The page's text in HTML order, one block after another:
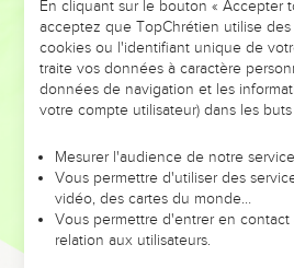
Aucune ville ne fit la paix avec les
de Gabaon, qui était habitée par les
toutes en combattant.
En effet, l'Eternel permit que ces
faire la guerre contre Israël afin
ordonné à Moïse.
A la même époque, Josué alla
montagnes d'Hébron, de Debir,
montagneuses de Juda et d'Israël.
En cliquant sur le bouton « Accepter
acceptez que TopChrétien utilise des
cookies ou l'identifiant unique de
traite vos données à caractère
données de navigation et les
votre compte utilisateur) dans les buts
Mesurer l'audience de notre service
Vous permettre d'utiliser des
vidéo, des cartes du monde…
Vous permettre d'entrer en
relation aux utilisateurs.